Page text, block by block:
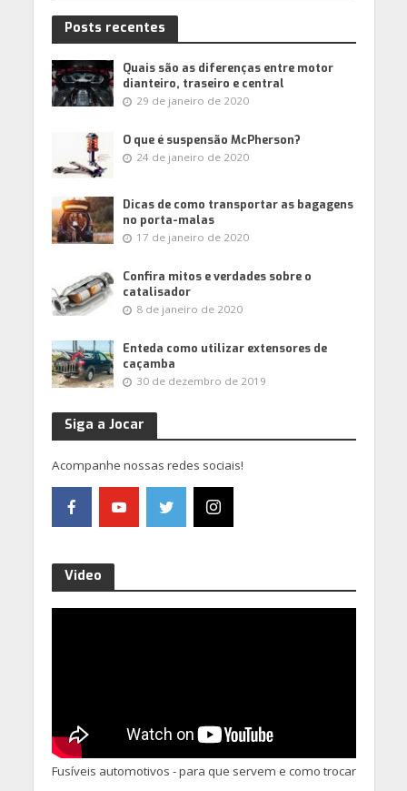
Posts recentes
Quais são as diferenças entre motor
dianteiro, traseiro e central
29 de janeiro de 2020
O que é suspensão McPherson?
24 de janeiro de 2020
Dicas de como transportar as bagagens
no porta-malas
17 de janeiro de 2020
Confira mitos e verdades sobre o
catalisador
8 de janeiro de 2020
Enteda como utilizar extensores de
caçamba
30 de dezembro de 2019
Siga a Jocar
Acompanhe nossas redes sociais!
Video
Fusíveis automotivos - para que servem e como trocar